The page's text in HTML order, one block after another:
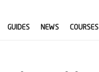
GUIDES NEWS COURSES